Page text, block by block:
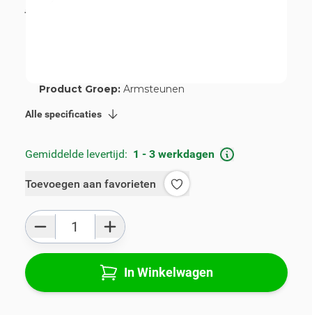
€ 119,00
Product Groep: Armsteunen
Alle specificaties
Gemiddelde levertijd: 1 - 3 werkdagen
Toevoegen aan favorieten
Aantal
In Winkelwagen